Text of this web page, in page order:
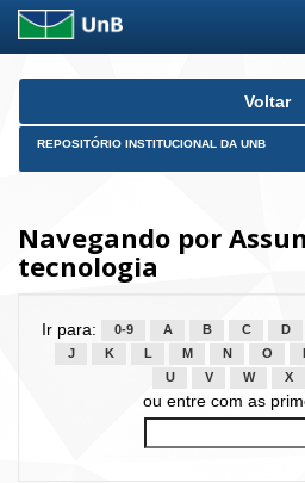
Skip
Voltar
REPOSITÓRIO INSTITUCIONAL DA UNB
Navegando por
tecnologia
Ir para: 0-9 A B C D
J
K L M N O
U
V W X
ou entre com as